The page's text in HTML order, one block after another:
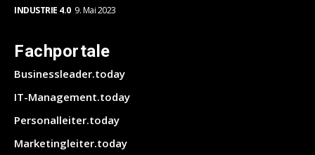
INDUSTRIE 4.0 9. Mai 2023
Fachportale
Businessleader.today
IT-Management.today
Personalleiter.today
Marketingleiter.today